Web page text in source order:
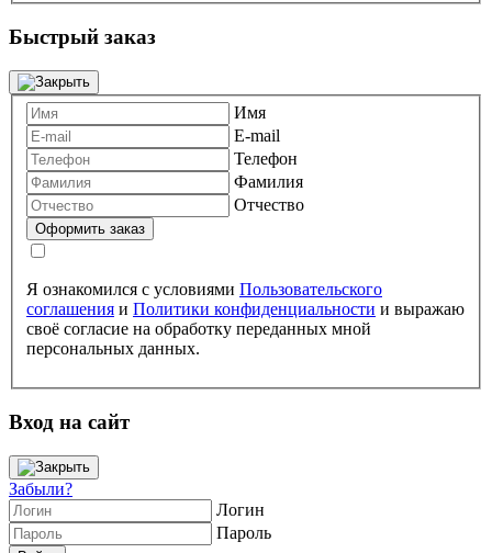
Быстрый заказ
Имя
E-mail
Телефон
Фамилия
Отчество
Я ознакомился с условиями Пользовательского
соглашения и Политики конфиденциальности и выражаю
своё согласие на обработку переданных мной
персональных данных.
Вход на сайт
Забыли?
Логин
Пароль